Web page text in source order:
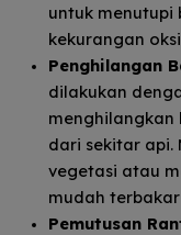
untuk menutupi
kekurangan
Penghilangan
dilakukan
dari sekitar api.
vegetasi atau
mudah
Pemutusan